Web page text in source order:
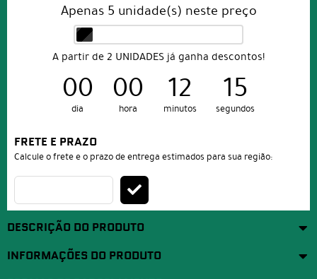
Apenas 5 unidade(s) neste preço
A partir de 2 UNIDADES já ganha descontos!
00
dia
00
hora
12
minutos
14
segundos
FRETE E PRAZO
Calcule o frete e o prazo de entrega estimados para sua região:
DESCRIÇÃO DO PRODUTO
INFORMAÇÕES DO PRODUTO